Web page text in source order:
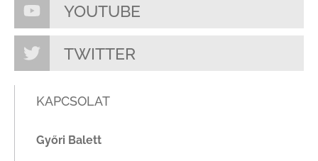
YOUTUBE
TWITTER
KAPCSOLAT
Győri Balett